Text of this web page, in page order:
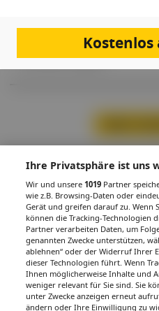
PDF
übermittelt werden. Nur mit der
Begutachtung, Einstufung und
Person möglich. Wir müssen in
Dunkelziffer ausgehen.
IMPRESSUM DATENSCHUTZ
MEDIADATEN & TARIFE
© 2026Gesund.at– All rights
Ihre Privatsphäre ist uns
Wir und unsere1019 Partner
wie z.B. Browsing-Daten oder
Gerät und greifen darauf zu. Wenn
können die Tracking-Technologien
Partner verarbeiten Daten, um
genannten Zwecke unterstützen,
ablehnen“ oder der Widerruf Ihrer
dieser Technologien führt. Wenn
Ihnen möglicherweise Inhalte und
weniger relevant für Sie sind. Sie
unter Zwecke anzeigen erneut
ändern oder Ihre Einwilligung zu